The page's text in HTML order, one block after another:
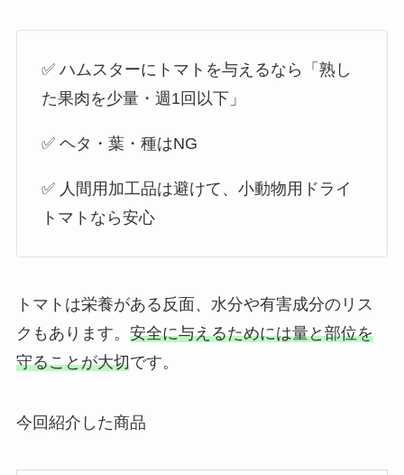
✅ ハムスターにトマトを与えるなら「熟し
た果肉を少量・週1回以下」
✅ ヘタ・葉・種はNG
✅ 人間用加工品は避けて、小動物用ドライ
トマトなら安心
トマトは栄養がある反面、水分や有害成分のリス
クもあります。 安全に与えるためには量と部位を
守ることが大切です。
今回紹介した商品